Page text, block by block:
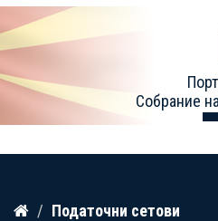
Прескокнете
Собрание
Податочни сетови